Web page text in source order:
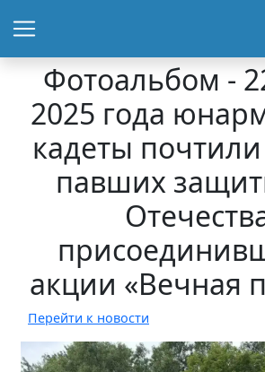
Фотоальбом -
2025 года
кадеты
павших
акции «Вечная
Перейти к новости